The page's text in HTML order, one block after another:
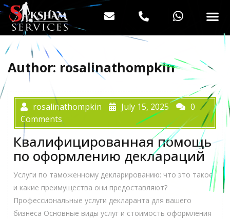
Author: rosalinathompkin
rosalinathompkin July 15, 2025
0
Comments
Квалифицированная помощь
по оформлению деклараций
Услуги по таможенному декларированию: что это такое
и какие преимущества они предоставляют?
Профессиональные услуги декларанта для вашего
бизнеса Основные виды услуг и стоимость оформления